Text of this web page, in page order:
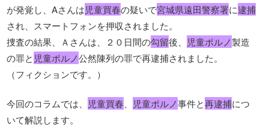
が発覚し、Aさんは児童買春の疑いで宮城県遠田警察署に逮捕
され、スマートフォンを押収されました。
捜査の結果、Ａさんは、２０日間の勾留後、 児童ポルノ製造
の罪と 児童ポルノ公然陳列の罪で再逮捕されました。
（フィクションです。）
今回のコラムでは、 児童買春 児童ポルノ事件と再逮捕につ
いて解説します。